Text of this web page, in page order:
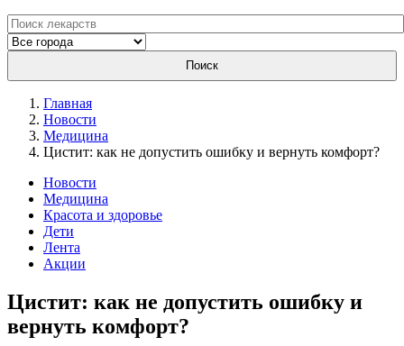
Поиск
Главная
Новости
Медицина
Цистит: как не допустить ошибку и вернуть комфорт?
Новости
Медицина
Красота и здоровье
Дети
Лента
Акции
Цистит: как не допустить ошибку и
вернуть комфорт?